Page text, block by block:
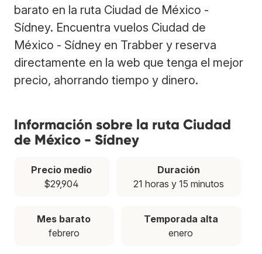
barato en la ruta Ciudad de México -
Sídney. Encuentra vuelos Ciudad de
México - Sídney en Trabber y reserva
directamente en la web que tenga el mejor
precio, ahorrando tiempo y dinero.
Información sobre la ruta Ciudad
de México - Sídney
Precio medio
$29,904
Duración
21 horas y 15 minutos
Mes barato
febrero
Temporada alta
enero